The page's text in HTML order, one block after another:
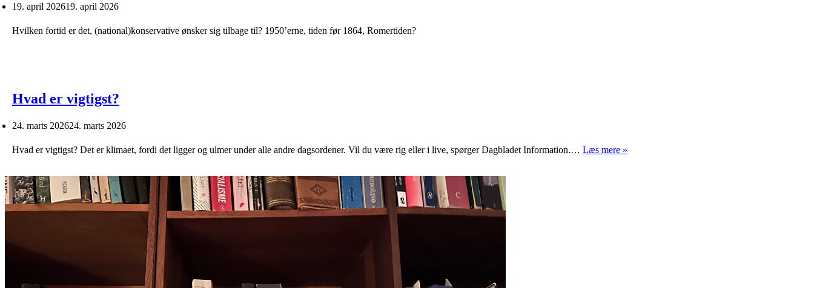
19. april 202619. april 2026
Hvilken fortid er det, (national)konservative ønsker sig tilbage til? 1950’erne, tiden før 1864, Romertiden?
Hvad er vigtigst?
24. marts 202624. marts 2026
Hvad er vigtigst? Det er klimaet, fordi det ligger og ulmer under alle andre dagsordener. Vil du være rig eller i live, spørger Dagbladet Information.… Læs mere »